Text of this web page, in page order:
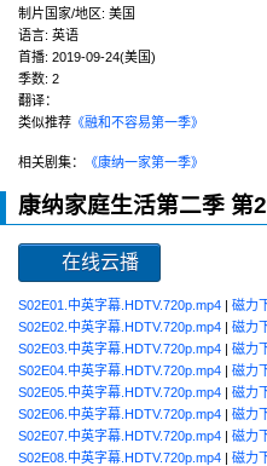
制片国家/地区: 美国
语言: 英语
首播: 2019-09-24(美国)
季数: 2
翻译：
类似推荐 《融和不容易第一季》
相关剧集： 《康纳一家第一季》
康纳家庭生活第二季 第
在线云播
S02E01.中英字幕.HDTV.720p.mp4 | 磁力
S02E02.中英字幕.HDTV.720p.mp4 | 磁力
S02E03.中英字幕.HDTV.720p.mp4 | 磁力
S02E04.中英字幕.HDTV.720p.mp4 | 磁力
S02E05.中英字幕.HDTV.720p.mp4 | 磁力
S02E06.中英字幕.HDTV.720p.mp4 | 磁力
S02E07.中英字幕.HDTV.720p.mp4 | 磁力
S02E08.中英字幕.HDTV.720p.mp4 | 磁力